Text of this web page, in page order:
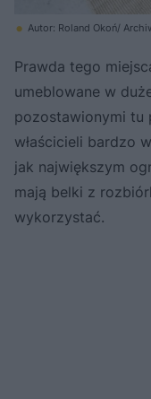
Autor: Roland Okoń/
Prawda tego
umeblowane w
pozostawionymi tu
właścicieli bardzo
jak największym
mają belki z
wykorzystać.